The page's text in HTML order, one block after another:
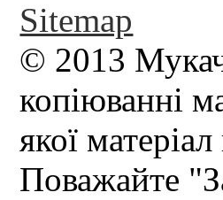
Sitemap
© 2013
копіюванні
якої
Поважайте